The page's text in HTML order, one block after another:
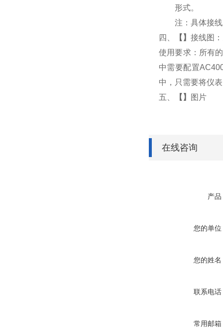
形式。
注：具体接
四、
【 】 接线图
使用要求：所有
中需要配置
中，只需要将仪
五、
【 】 图片
在线咨询
产品
您的单位
您的姓名
联系电话
常用邮箱